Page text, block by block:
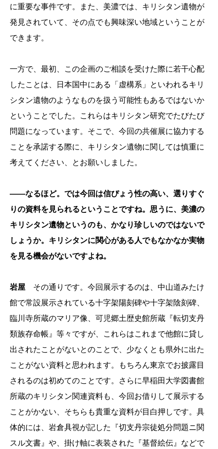
に重要な事件です。また、美濃では、キリシタン遺物が
発見されていて、その点でも興味深い地域ということが
できます。
一方で、最初、この企画のご相談を受けた際に若干心配
したことは、日本国中にある「虚構系」といわれるキリ
シタン遺物のようなものを扱う可能性もあるではないか
ということでした。これらはキリシタン研究でたびたび
問題になっています。そこで、今回の共催展に協力する
ことを承諾する際に、キリシタン遺物に関しては慎重に
考えてください、とお願いしました。
――なるほど。では今回は信ぴょう性の高い、選りすぐ
りの資料を見られるということですね。思うに、美濃の
キリシタン遺物というのも、かなり珍しいのではないで
しょうか。キリシタンに関心がある人でもなかなか実物
を見る機会がないですよね。
岩屋 その通りです。今回展示するのは、中山道みたけ
館で常設展示されている十字架陽刻碑や十字架陰刻碑、
臨川寺所蔵のマリア像、可児郷土歴史館所蔵『転切支丹
類族存命帳』等々ですが、これらはこれまで他館に貸し
出されたことがないとのことで、少なくとも県外に出た
ことがない資料と思われます。もちろん東京でお披露目
されるのは初めてのことです。さらに早稲田大学図書館
所蔵のキリシタン関連資料も、今回お借りして展示する
ことがかない、そちらも貴重な資料が目白押しです。具
体的には、岩倉具視が記した『切支丹宗徒処分問題ニ関
スル文書』や、掛け軸に表装された『基督絵伝』などで